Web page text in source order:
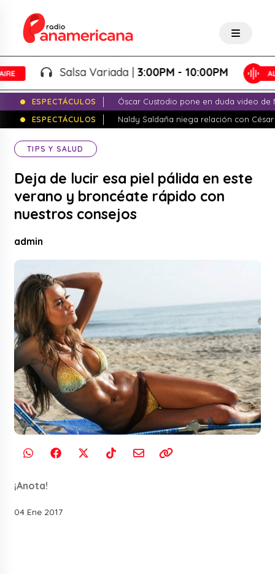
Salsa Variada |3:00PM - 10:00PM
ESPECTÁCULOS
Óscar Custodio pone en duda video de
ESPECTÁCULOS
Naldy Saldaña niega relación con
TIPS Y SALUD
Deja de lucir esa piel pálida en este
verano y broncéate rápido con
nuestros consejos
admin
¡Anota!
04 Ene 2017